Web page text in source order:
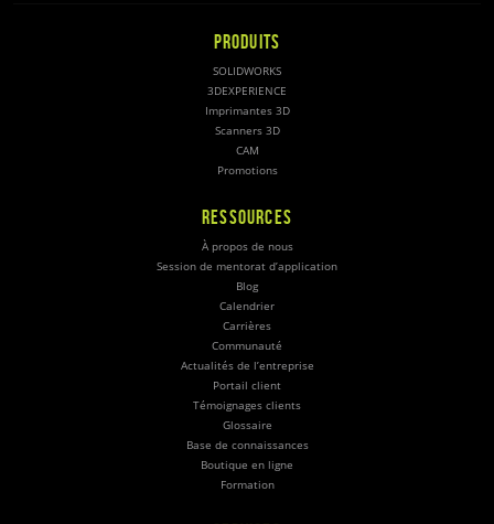
PRODUITS
SOLIDWORKS
3DEXPERIENCE
Imprimantes 3D
Scanners 3D
CAM
Promotions
RESSOURCES
À propos de nous
Session de mentorat d’application
Blog
Calendrier
Carrières
Communauté
Actualités de l’entreprise
Portail client
Témoignages clients
Glossaire
Base de connaissances
Boutique en ligne
Formation